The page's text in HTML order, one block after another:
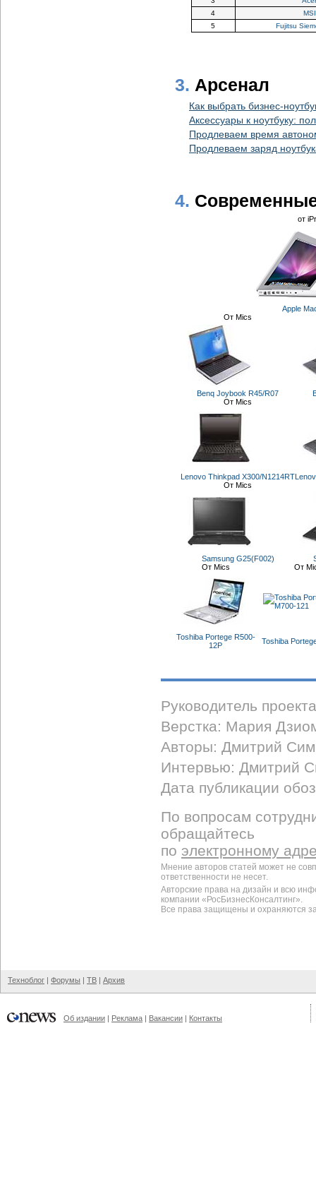
4
5
Fujitsu
3. Арсенал
Как выбрать бизнес-
Аксессуары к ноутбуку:
Продлеваем время
Продлеваем заряд
4.
от
Apple
От Mics
Benq Joybook R45/R07
От Mics
Lenovo Thinkpad X300/N1214RT
От Mics
Samsung G25(F002)
От Mics
От
Toshiba Portege R500-
12P
Toshiba
Руководитель
Верстка: Мария
Авторы: Дмитрий
Интервью: Дмитрий
Дата публикации
По вопросам
обращайтесь
по электронному
Мнение авторов статей может не
ответственности не несет.
Авторские права на дизайн и всю
компании «РосБизнесКонсалтинг».
Все права защищены и охраняются
Техноблог | Форумы | ТВ | Архив
Об издании | Реклама | Вакансии | Контакты